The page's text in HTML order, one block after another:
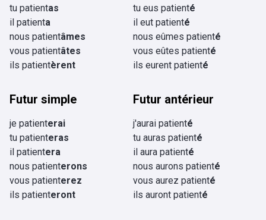
tu patientas
il patienta
nous patientâmes
vous patientâtes
ils patientèrent
tu eus patienté
il eut patienté
nous eûmes patienté
vous eûtes patienté
ils eurent patienté
Futur simple
je patienterai
tu patienteras
il patientera
nous patienterons
vous patienterez
ils patienteront
Futur antérieur
j'aurai patienté
tu auras patienté
il aura patienté
nous aurons patienté
vous aurez patienté
ils auront patienté